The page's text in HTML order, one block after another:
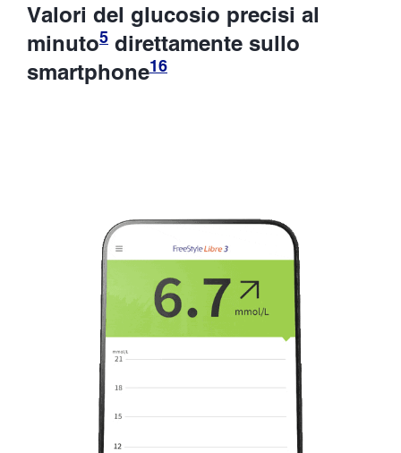
Valori del glucosio precisi al
minuto5 direttamente sullo
smartphone16